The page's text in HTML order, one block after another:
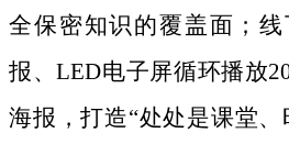
全保密知识的覆盖面；线
报、LED电子屏循环播放
海报，打造“处处是课堂、